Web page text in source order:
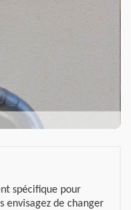
spécifique pour
envisagez de changer